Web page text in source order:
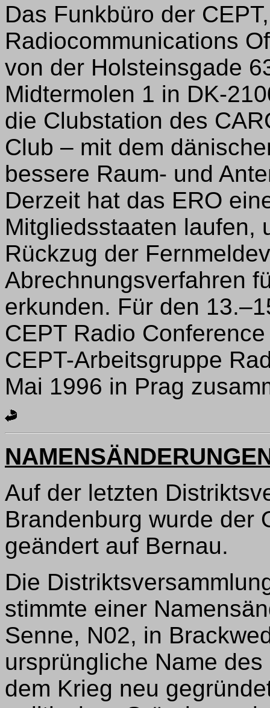
Das Funkbüro der
Radiocommunications
von der Holsteinsgade
Midtermolen 1 in DK-
die Clubstation des
Club – mit dem
bessere Raum- und
Derzeit hat das ERO
Mitgliedsstaaten laufen,
Rückzug der
Abrechnungsverfahren
erkunden. Für den
CEPT Radio
CEPT-Arbeitsgruppe
Mai 1996 in Prag
Auf der letzten
Brandenburg wurde der
geändert auf Bernau.
Die
stimmte einer
Senne, N02, in
ursprüngliche Name
dem Krieg neu